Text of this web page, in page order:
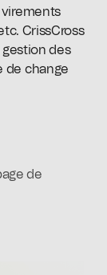
CrissCross
gestion des
de change
de